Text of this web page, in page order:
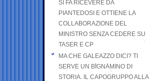
SI FA RICEVERE DA
PIANTEDOSI E OTTIENE LA
COLLABORAZIONE DEL
MINISTRO SENZA CEDERE SU
TASER E CP
MA CHE GALEAZZO DICI? TI
SERVE UN BIGNAMINO DI
STORIA. IL CAPOGRUPPO ALLA